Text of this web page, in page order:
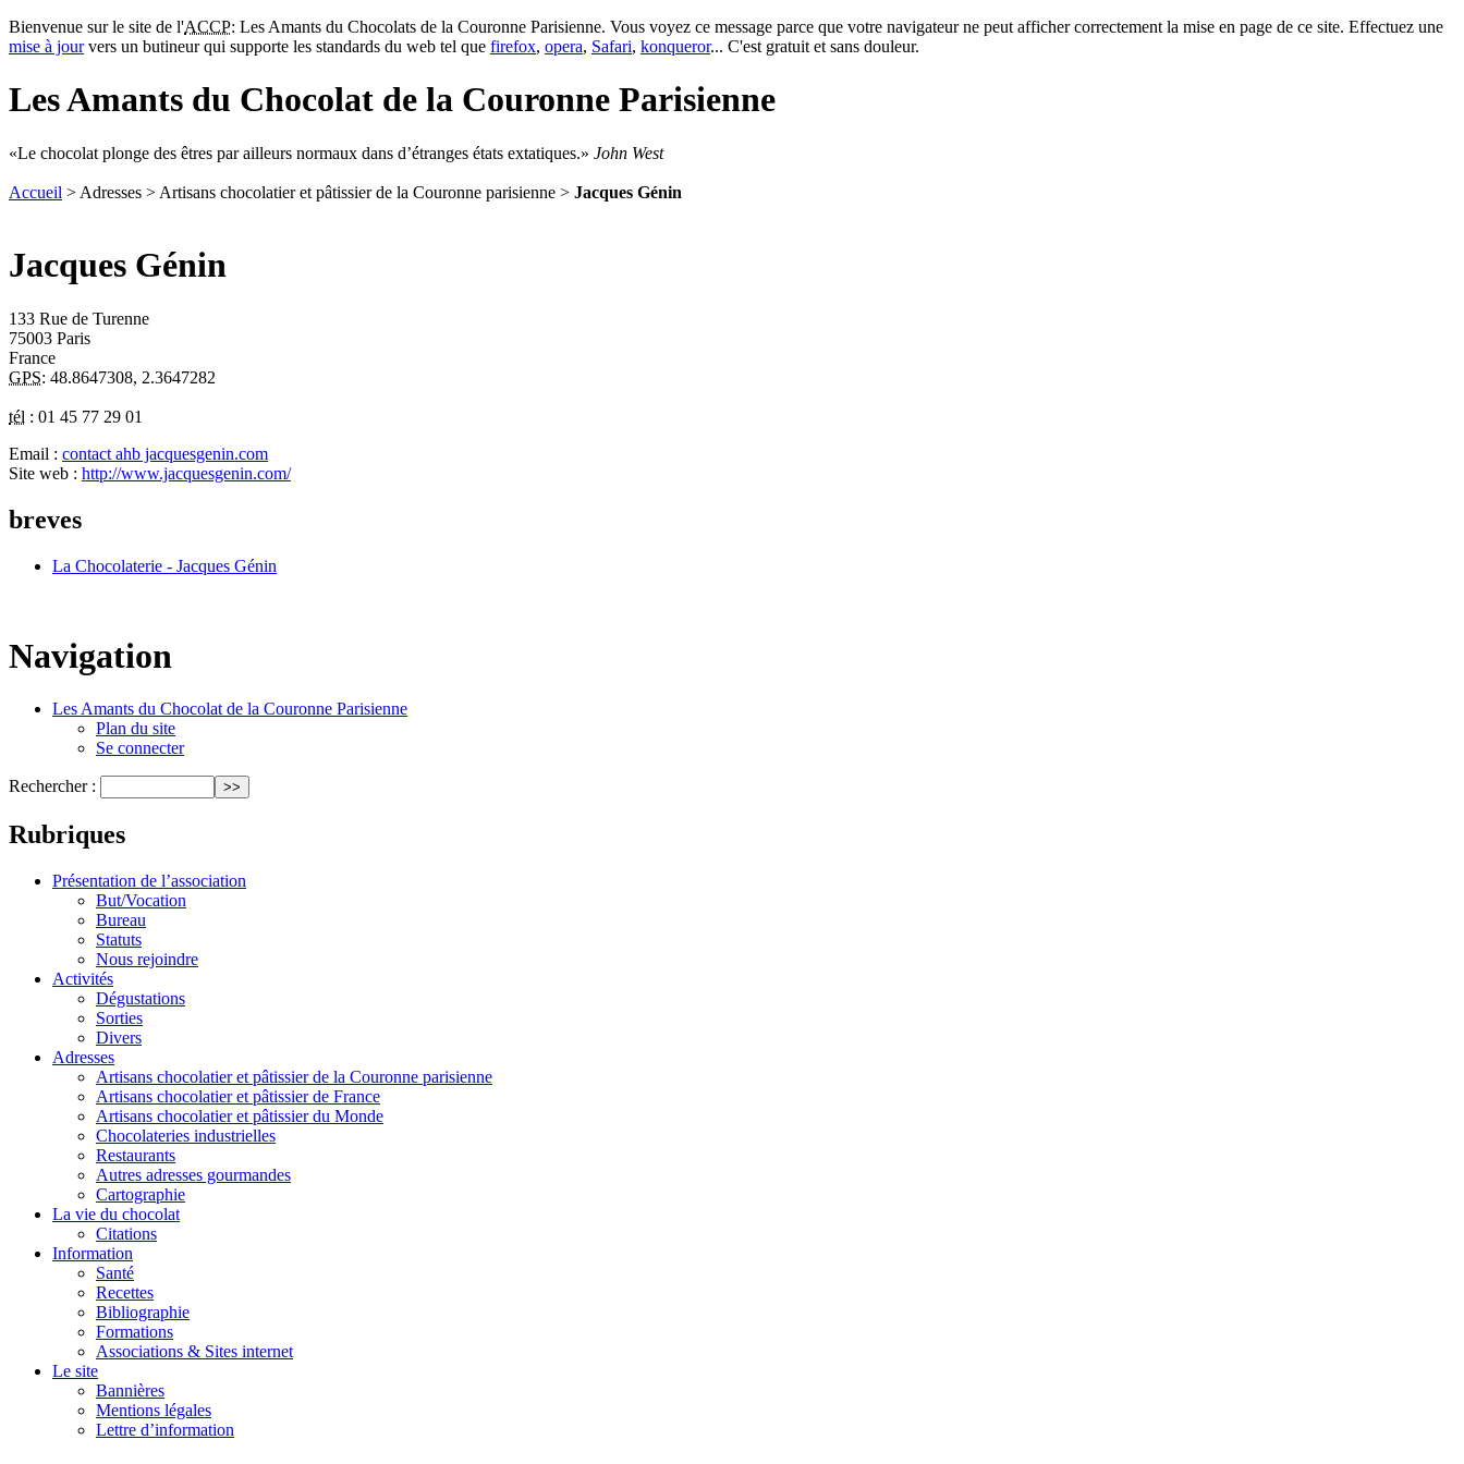
Bienvenue sur le site de l'ACCP: Les Amants du Chocolats de la Couronne Parisienne. Vous voyez ce message parce que votre navigateur ne peut afficher correctement la mise en page de ce site. Effectuez une
mise à jourvers un butineur qui supporte les standards du web tel que firefox, opera, Safari, konqueror... C'est gratuit et sans douleur.
Les Amants du Chocolat de la Couronne Parisienne
Le chocolat plonge des êtres par ailleurs normaux dans d’étranges états extatiques. John West
Accueil > Adresses > Artisans chocolatier et pâtissier de la Couronne parisienne > Jacques Génin
Jacques Génin
133 Rue de Turenne
75003 Paris
France
GPS: 48.8647308, 2.3647282
tél : 01 45 77 29 01
Email : contact ahb jacquesgenin.com
Site web : http://www.jacquesgenin.com/
breves
La Chocolaterie - Jacques Génin
Navigation
Les Amants du Chocolat de la Couronne Parisienne
Plan du site
Se connecter
Rechercher :
Rubriques
Présentation de l’association
But/Vocation
Bureau
Statuts
Nous rejoindre
Activités
Dégustations
Sorties
Divers
Adresses
Artisans chocolatier et pâtissier de la Couronne parisienne
Artisans chocolatier et pâtissier de France
Artisans chocolatier et pâtissier du Monde
Chocolateries industrielles
Restaurants
Autres adresses gourmandes
Cartographie
La vie du chocolat
Citations
Information
Santé
Recettes
Bibliographie
Formations
Associations & Sites internet
Le site
Bannières
Mentions légales
Lettre d’information